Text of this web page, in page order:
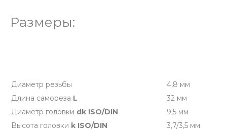
Размеры:
Диаметр резьбы
4,8 мм
Длина самореза L
32 мм
Диаметр головки dk ISO/DIN
9,5 мм
Высота головки k ISO/DIN
3,7/3,5 мм